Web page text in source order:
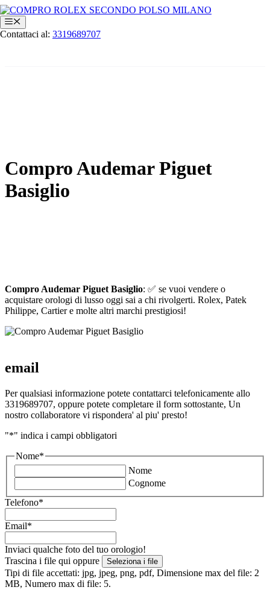
Vai
al
contenuto
Menu
Contattaci al: 3319689707
Compro Audemar Piguet
Basiglio
Compro Audemar Piguet Basiglio: ✅ se vuoi vendere o
acquistare orologi di lusso oggi sai a chi rivolgerti. Rolex, Patek
Philippe, Cartier e molte altri marchi prestigiosi!
email
Per qualsiasi informazione potete contattarci telefonicamente allo
3319689707, oppure potete completare il form sottostante, Un
nostro collaboratore vi rispondera' al piu' presto!
"*" indica i campi obbligatori
Nome*
Nome
Cognome
Telefono*
Email*
Inviaci qualche foto del tuo orologio!
Trascina i file qui oppure
Seleziona i file
Tipi di file accettati: jpg, jpeg, png, pdf, Dimensione max del file: 2
MB, Numero max di file: 5.